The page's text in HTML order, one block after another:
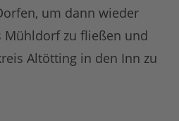
um dann wieder
Mühldorf zu fließen und
Altötting in den Inn zu